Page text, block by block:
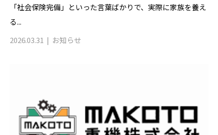
「社会保険完備」といった言葉ばかりで、実際に家族を養え
る...
2026.03.31
お知らせ